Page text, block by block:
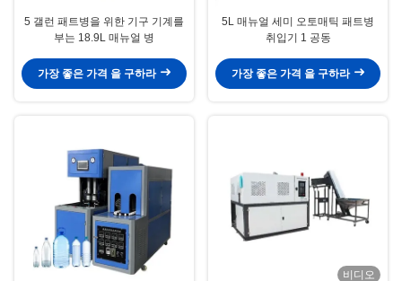
5 갤런 패트병을 위한 기구 기계를
부는 18.9L 매뉴얼 병
가장 좋은 가격 을 구하라
5L 매뉴얼 세미 오토매틱 패트병
취입기 1 공동
가장 좋은 가격 을 구하라
비디오